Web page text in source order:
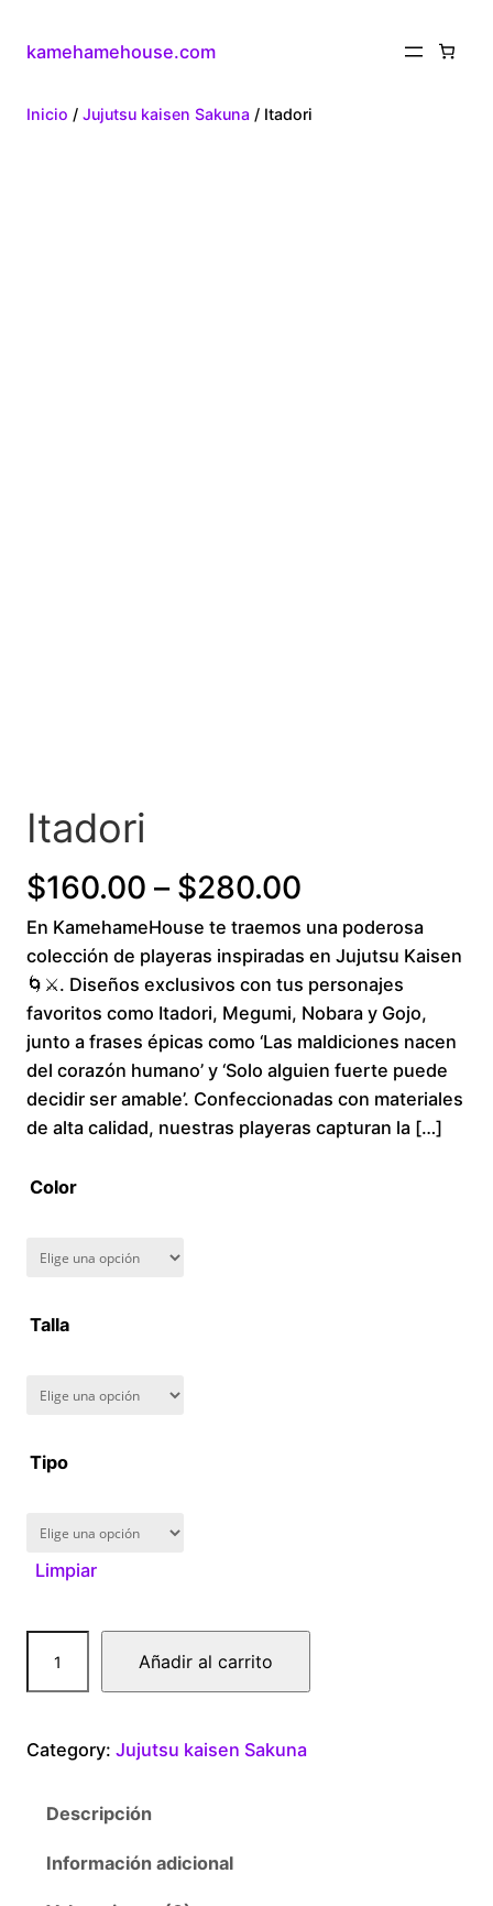
kamehamehouse.com
Inicio / Jujutsu kaisen Sakuna / Itadori
Itadori
$160.00 – $280.00
r
i
c
e
r
.
0
En KamehameHouse te traemos una poderosa
colección de playeras inspiradas en Jujutsu Kaisen
🌀⚔️. Diseños exclusivos con tus personajes
favoritos como Itadori, Megumi, Nobara y Gojo,
junto a frases épicas como ‘Las maldiciones nacen
del corazón humano’ y ‘Solo alguien fuerte puede
decidir ser amable’. Confeccionadas con materiales
de alta calidad, nuestras playeras capturan la […]
Color
Talla
Tipo
Limpiar
o
Añadir al carrito
Category: Jujutsu kaisen Sakuna
Descripción
Información adicional